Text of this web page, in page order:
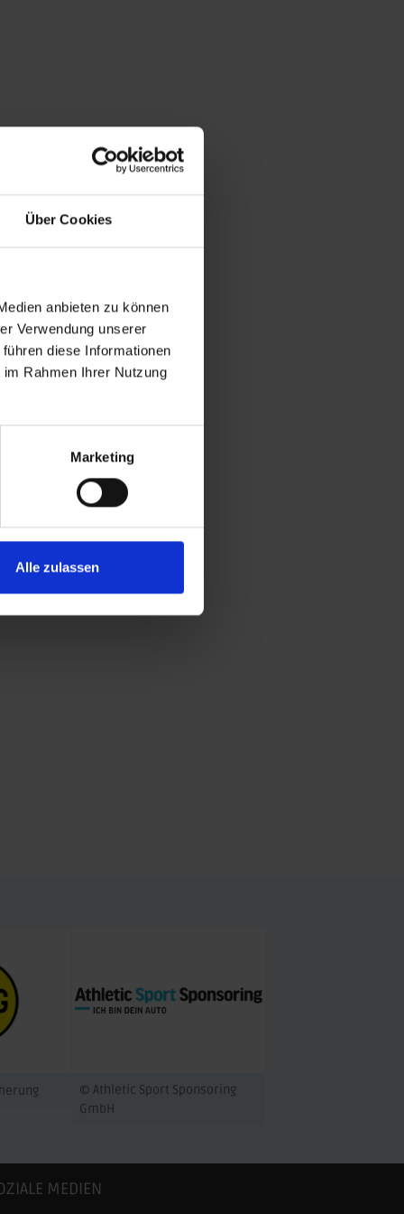
Über Cookies
anbieten zu können
Verwendung unserer
diese Informationen
Rahmen Ihrer Nutzung
Marketing
Alle zulassen
© Athletic Sport Sponsoring
GmbH
MEDIEN